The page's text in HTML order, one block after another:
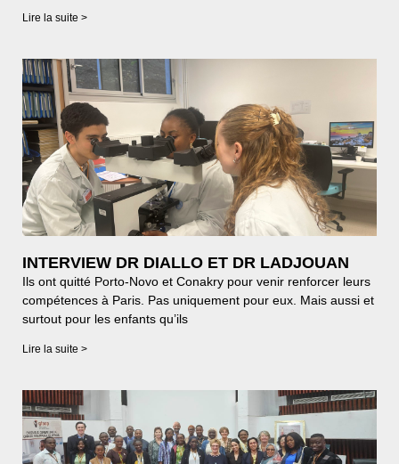
Lire la suite >
INTERVIEW DR DIALLO ET DR LADJOUAN
Ils ont quitté Porto-Novo et Conakry pour venir renforcer leurs
compétences à Paris. Pas uniquement pour eux. Mais aussi et
surtout pour les enfants qu’ils
Lire la suite >